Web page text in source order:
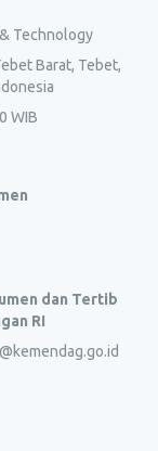
Technology
Barat, Tebet,
WIB
dan Tertib
RI